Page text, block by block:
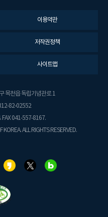
이용약관
저작권정책
사이트맵
목천읍 독립기념관로 1
82-02552
041-557-8167.
ALL RIGHTS RESERVED.